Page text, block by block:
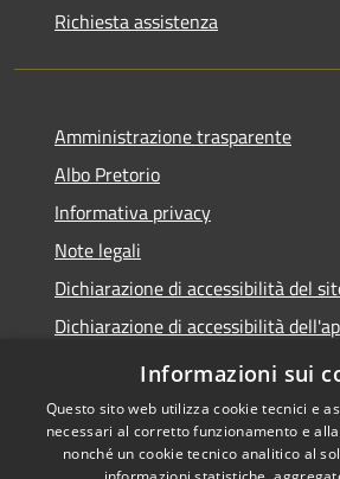
Richiesta assistenza
Amministrazione trasparente
Albo Pretorio
Informativa privacy
Note legali
Dichiarazione di accessibilità del
Dichiarazione di accessibilità
Obiettivi accessibilità 2025
Informazioni sui
Questo sito web utilizza cookie tecnici e
necessari al corretto funzionamento e
nonché un cookie tecnico analitico al